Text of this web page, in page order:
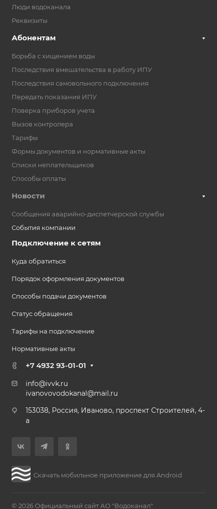
Люди водоканала
Реквизиты
Абонентам
Борьба с хищением воды
Последствия вмешательства в работу ИПУ
Последствия самовольного подключения
Передать показания ИПУ
Поверка приборов учета
Вызов контролера
Тарифы
Формы документов и нормативные акты
Списки неплательщиков
Способы оплаты
Новости
Сообщения аварийно-диспетчерской службы
События компании
Подключение к сетям
Куда обратиться
Порядок оформления документов
Способы подачи документов
Статус обращения
Тарифы на подключение
Нормативные акты
+7 4932 93-01-01
info@ivvk.ru
ivanovovodokanal@mail.ru
153038, Россия, Иваново, проспект Строителей, 4-
а
Скачать мобильное приложение для Android
© 2026 Официальный сайт АО "Водоканал"